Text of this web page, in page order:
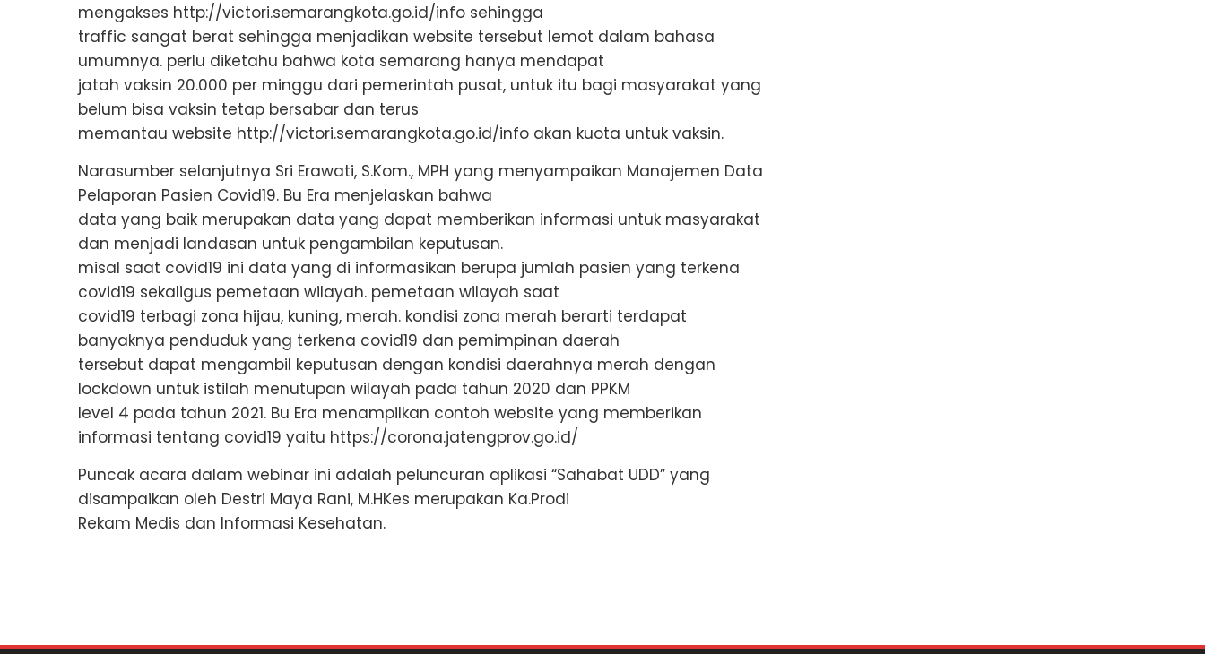
mengakses http://victori.semarangkota.go.id/info sehingga
traffic sangat berat sehingga menjadikan website tersebut lemot dalam bahasa
umumnya. perlu diketahu bahwa kota semarang hanya mendapat
jatah vaksin 20.000 per minggu dari pemerintah pusat, untuk itu bagi masyarakat yang
belum bisa vaksin tetap bersabar dan terus
memantau website http://victori.semarangkota.go.id/info akan kuota untuk vaksin.
Narasumber selanjutnya Sri Erawati, S.Kom., MPH yang menyampaikan Manajemen Data
Pelaporan Pasien Covid19. Bu Era menjelaskan bahwa
data yang baik merupakan data yang dapat memberikan informasi untuk masyarakat
dan menjadi landasan untuk pengambilan keputusan.
misal saat covid19 ini data yang di informasikan berupa jumlah pasien yang terkena
covid19 sekaligus pemetaan wilayah. pemetaan wilayah saat
covid19 terbagi zona hijau, kuning, merah. kondisi zona merah berarti terdapat
banyaknya penduduk yang terkena covid19 dan pemimpinan daerah
tersebut dapat mengambil keputusan dengan kondisi daerahnya merah dengan
lockdown untuk istilah menutupan wilayah pada tahun 2020 dan PPKM
level 4 pada tahun 2021. Bu Era menampilkan contoh website yang memberikan
informasi tentang covid19 yaitu https://corona.jatengprov.go.id/
Puncak acara dalam webinar ini adalah peluncuran aplikasi “Sahabat UDD” yang
disampaikan oleh Destri Maya Rani, M.HKes merupakan Ka.Prodi
Rekam Medis dan Informasi Kesehatan.